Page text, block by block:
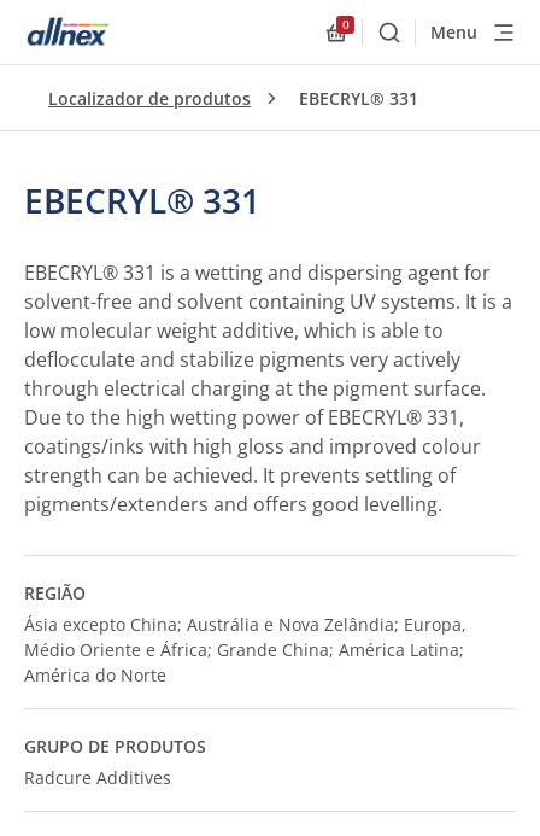
0
BuscarMenu
Localizador de produtos EBECRYL® 331
EBECRYL® 331
EBECRYL® 331 is a wetting and dispersing agent for
solvent-free and solvent containing UV systems. It is a
low molecular weight additive, which is able to
deflocculate and stabilize pigments very actively
through electrical charging at the pigment surface.
Due to the high wetting power of EBECRYL® 331,
coatings/inks with high gloss and improved colour
strength can be achieved. It prevents settling of
pigments/extenders and offers good levelling.
REGIÃO
Ásia excepto China; Austrália e Nova Zelândia; Europa,
Médio Oriente e África; Grande China; América Latina;
América do Norte
GRUPO DE PRODUTOS
Radcure Additives